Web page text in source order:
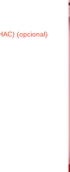
(opcional)